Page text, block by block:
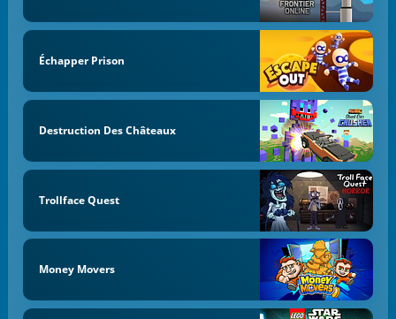
Échapper Prison
Destruction Des Châteaux
Trollface Quest
Money Movers